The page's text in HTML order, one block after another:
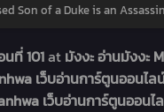
Son of a Duke is an Assassin
ที่ 101at มังงะ อ่านมังงะ
เว็บอ่านการ์ตูนออนไล
เว็บอ่านการ์ตูนออนไ